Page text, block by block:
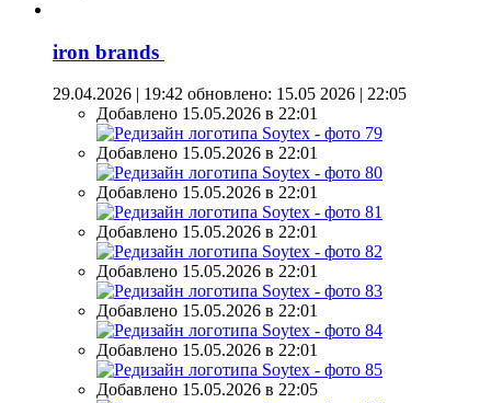
iron brands
29.04.2026 | 19:42 обновлено: 15.05 2026 | 22:05
Добавлено 15.05.2026 в 22:01
Добавлено 15.05.2026 в 22:01
Добавлено 15.05.2026 в 22:01
Добавлено 15.05.2026 в 22:01
Добавлено 15.05.2026 в 22:01
Добавлено 15.05.2026 в 22:01
Добавлено 15.05.2026 в 22:01
Добавлено 15.05.2026 в 22:05